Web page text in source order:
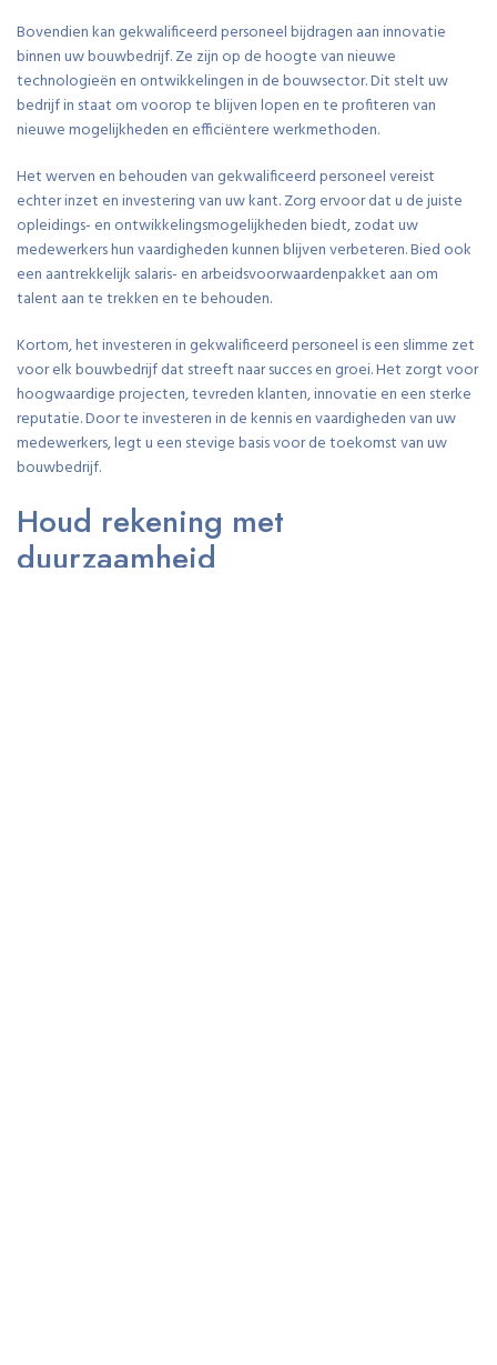
Bovendien kan gekwalificeerd personeel bijdragen aan innovatie
binnen uw bouwbedrijf. Ze zijn op de hoogte van nieuwe
technologieën en ontwikkelingen in de bouwsector. Dit stelt uw
bedrijf in staat om voorop te blijven lopen en te profiteren van
nieuwe mogelijkheden en efficiëntere werkmethoden.
Het werven en behouden van gekwalificeerd personeel vereist
echter inzet en investering van uw kant. Zorg ervoor dat u de juiste
opleidings- en ontwikkelingsmogelijkheden biedt, zodat uw
medewerkers hun vaardigheden kunnen blijven verbeteren. Bied ook
een aantrekkelijk salaris- en arbeidsvoorwaardenpakket aan om
talent aan te trekken en te behouden.
Kortom, het investeren in gekwalificeerd personeel is een slimme zet
voor elk bouwbedrijf dat streeft naar succes en groei. Het zorgt voor
hoogwaardige projecten, tevreden klanten, innovatie en een sterke
reputatie. Door te investeren in de kennis en vaardigheden van uw
medewerkers, legt u een stevige basis voor de toekomst van uw
bouwbedrijf.
Houd rekening met
duurzaamheid